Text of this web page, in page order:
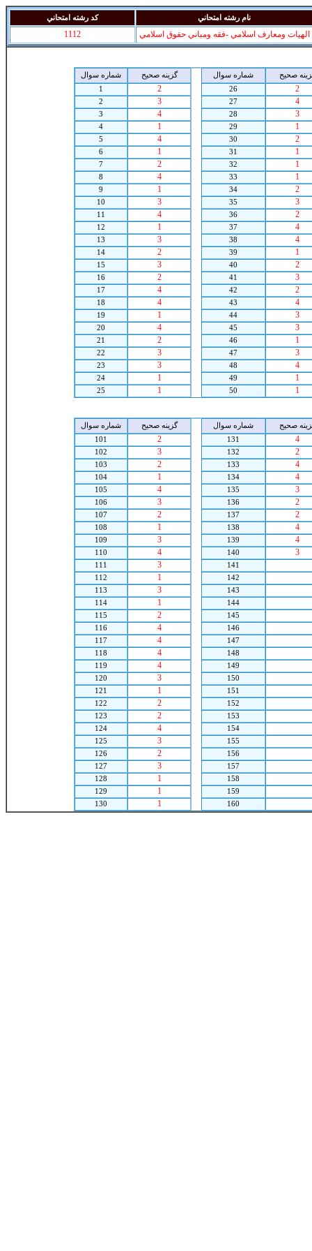
نام رشته امتحاني کد رشته امتحاني
الهيات ومعارف اسلامي -فقه ومباني حقوق اسلامي 1112
صحيح شماره سوال گزينه صحيح شماره سوال
2
26
2
1
4
27
3
2
3
28
4
3
1
29
1
4
2
30
4
5
1
31
1
6
1
32
2
7
1
33
4
8
2
34
1
9
3
35
3
10
2
36
4
11
4
37
1
12
4
38
3
13
1
39
2
14
2
40
3
15
3
41
2
16
2
42
4
17
4
43
4
18
3
44
1
19
3
45
4
20
1
46
2
21
3
47
3
22
4
48
3
23
1
49
1
24
1
50
1
25
صحيح شماره سوال گزينه صحيح شماره سوال
4
131
2
101
2
132
3
102
4
133
2
103
4
134
1
104
3
135
4
105
2
136
3
106
2
137
2
107
4
138
1
108
4
139
3
109
3
140
4
110
141
3
111
142
1
112
143
3
113
144
1
114
145
2
115
146
4
116
147
4
117
148
4
118
149
4
119
150
3
120
151
1
121
152
2
122
153
2
123
154
4
124
155
3
125
156
2
126
157
3
127
158
1
128
159
1
129
160
1
130